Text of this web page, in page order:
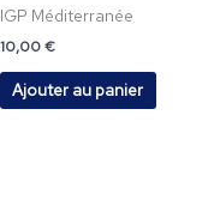
IGP Méditerranée
10,00€
Ajouter au panier